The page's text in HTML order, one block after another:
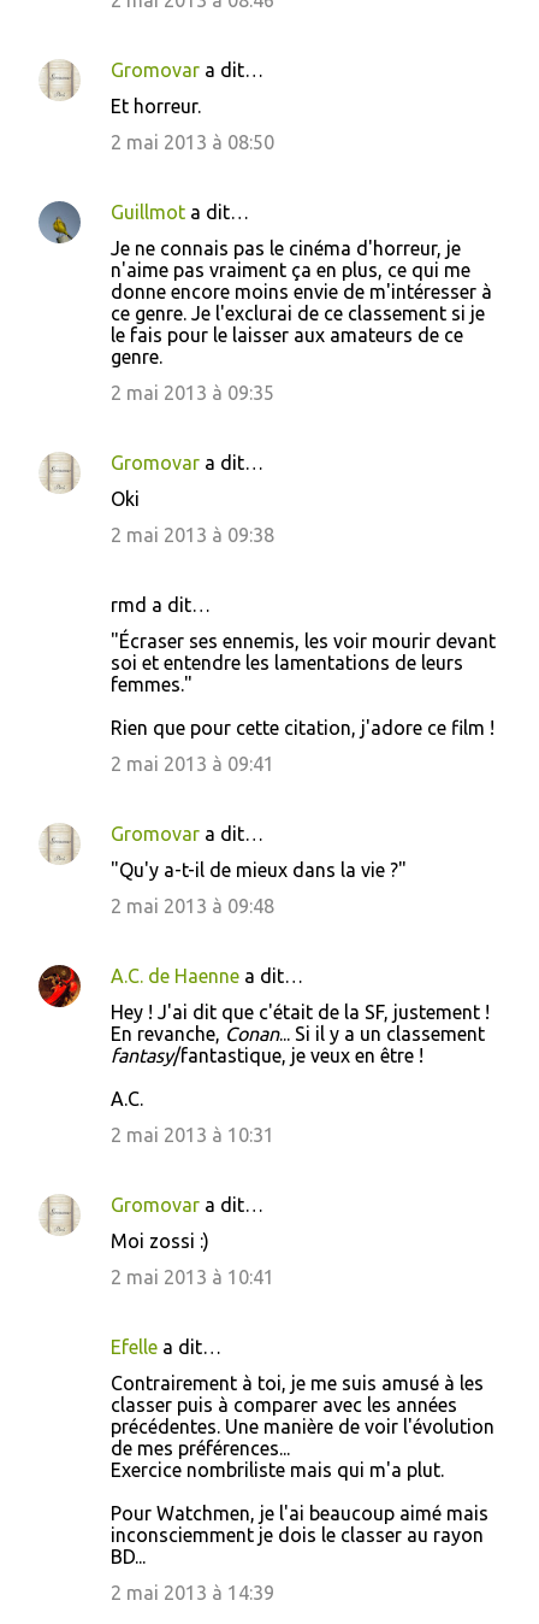
Gromovar a dit…
Et horreur.
2 mai 2013 à 08:50
Guillmot a dit…
Je ne connais pas le cinéma d'horreur, je
n'aime pas vraiment ça en plus, ce qui me
donne encore moins envie de m'intéresser à
ce genre. Je l'exclurai de ce classement si je
le fais pour le laisser aux amateurs de ce
genre.
2 mai 2013 à 09:35
Gromovar a dit…
Oki
2 mai 2013 à 09:38
rmd a dit…
"Écraser ses ennemis, les voir mourir devant
soi et entendre les lamentations de leurs
femmes."
Rien que pour cette citation, j'adore ce film !
2 mai 2013 à 09:41
Gromovar a dit…
"Qu'y a-t-il de mieux dans la vie ?"
2 mai 2013 à 09:48
A.C. de Haenne a dit…
Hey ! J'ai dit que c'était de la SF, justement !
En revanche, Conan... Si il y a un classement
fantasy/fantastique, je veux en être !
A.C.
2 mai 2013 à 10:31
Gromovar a dit…
Moi zossi :)
2 mai 2013 à 10:41
Efelle a dit…
Contrairement à toi, je me suis amusé à les
classer puis à comparer avec les années
précédentes. Une manière de voir l'évolution
de mes préférences...
Exercice nombriliste mais qui m'a plut.
Pour Watchmen, je l'ai beaucoup aimé mais
inconsciemment je dois le classer au rayon
BD...
2 mai 2013 à 14:39